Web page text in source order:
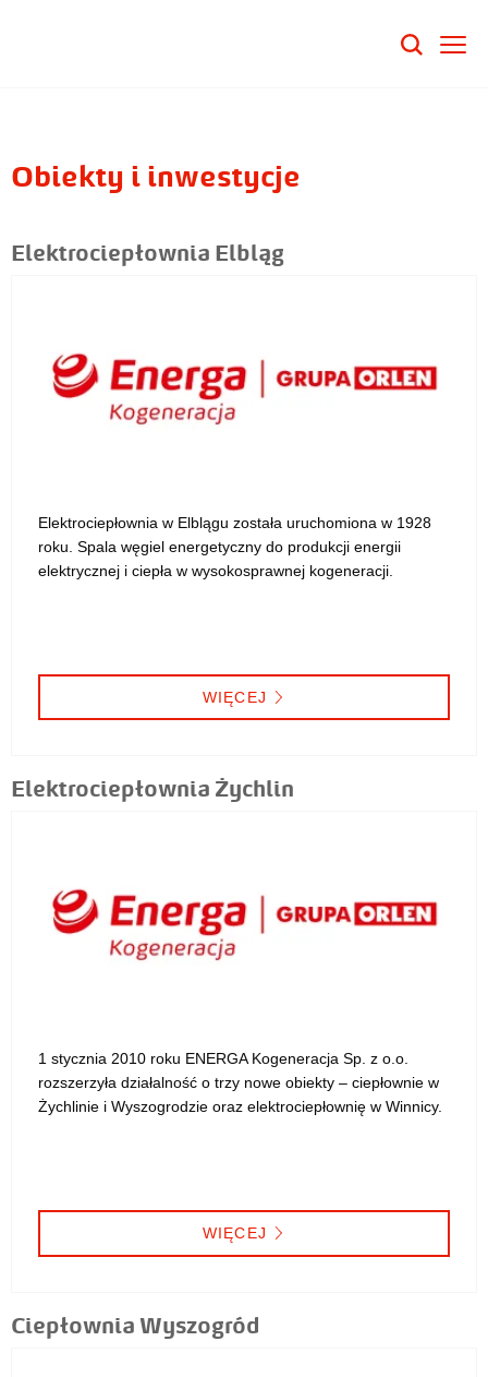
Obiekty i inwestycje
Elektrociepłownia Elbląg
Elektrociepłownia w Elblągu została uruchomiona w 1928
roku. Spala węgiel energetyczny do produkcji energii
elektrycznej i ciepła w wysokosprawnej kogeneracji.
WIĘCEJ
Elektrociepłownia Żychlin
1 stycznia 2010 roku ENERGA Kogeneracja Sp. z o.o.
rozszerzyła działalność o trzy nowe obiekty – ciepłownie w
Żychlinie i Wyszogrodzie oraz elektrociepłownię w Winnicy.
WIĘCEJ
Ciepłownia Wyszogród